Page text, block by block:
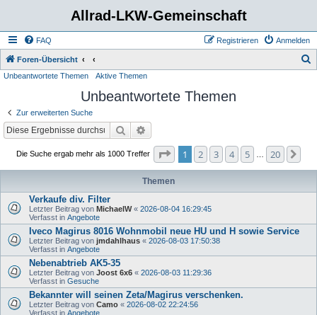
Allrad-LKW-Gemeinschaft
FAQ Anmelden
Registrieren
Foren-Übersicht
Unbeantwortete Themen Aktive Themen
Unbeantwortete Themen
Zur erweiterten Suche
Suche
Die Suche ergab mehr als 1000 Treffer Seite von
1 2 3 4 5 20
Themen
Verkaufe div. Filter
Letzter Beitrag von MichaelW« 2026-08-04 16:29:45
Verfasst in Angebote
Iveco Magirus 8016 Wohnmobil neue HU und H sowie Service
Letzter Beitrag von jmdahlhaus « 2026-08-03 17:50:38
Verfasst in Angebote
Nebenabtrieb AK5-35
Letzter Beitrag von Joost 6x6 « 2026-08-03 11:29:36
Verfasst in Gesuche
Bekannter will seinen Zeta/Magirus verschenken.
Letzter Beitrag von Camo « 2026-08-02 22:24:56
Verfasst in Angebote